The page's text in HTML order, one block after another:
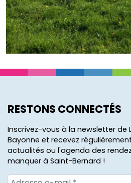
RESTONS CONNECTÉS
Inscrivez-vous à la newsletter de
Bayonne et recevez
actualités ou l'agenda des
manquer à Saint-Bernard !